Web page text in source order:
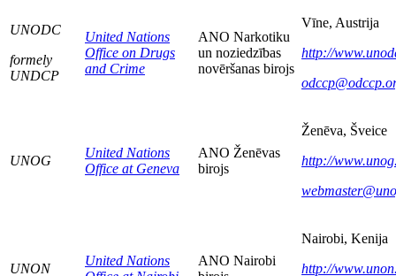
UNODC
formely
UNDCP
United Nations
Office on Drugs
and Crime
ANO Narkotiku
un noziedzības
novēršanas birojs
Vīne, Austrija
http://
UNOG
United Nations
Office at Geneva
ANO Ženēvas
birojs
Ženēva, Šveice
http://
UNON
United Nations
ANO Nairobi
Nairobi, Kenija
http://